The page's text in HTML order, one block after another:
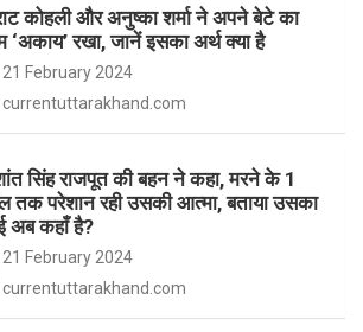
कोहली और अनुष्का शर्मा ने अपने बेटे का
‘अकाय’ रखा, जानें इसका अर्थ क्‍या है
21 February 2024
currentuttarakhand.com
सिंह राजपूत की बहन ने कहा, मरने के 1
तक परेशान रही उसकी आत्मा, बताया उसका
अब कहाँ है?
21 February 2024
currentuttarakhand.com